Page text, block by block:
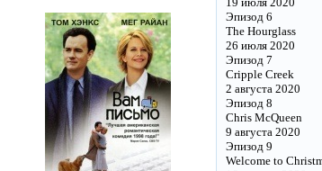
Эпизод 6
The Hourglass
26 июля 2020
Эпизод 7
Cripple Creek
2 августа 2020
Эпизод 8
Chris McQueen
9 августа 2020
Эпизод 9
Welcome to